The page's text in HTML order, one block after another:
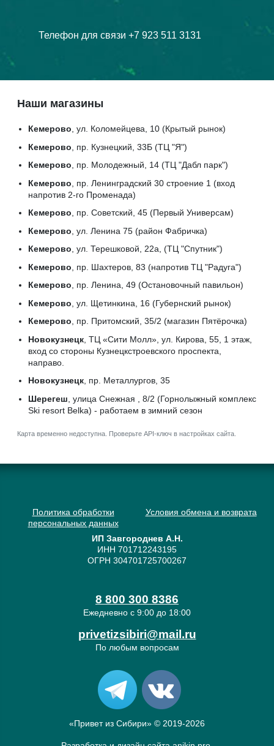
Наши магазины
Кемерово, ул. Коломейцева, 10 (Крытый рынок)
Кемерово , пр. Кузнецкий, 33Б (ТЦ "Я")
Кемерово, пр. Молодежный, 14 (ТЦ "Дабл парк")
Кемерово , пр. Ленинградский 30 строение 1 (вход
напротив 2-го Променада)
Кемерово, пр. Советский, 45 (Первый Универсам)
Кемерово , ул. Ленина 75 (район Фабричка)
Кемерово, ул. Терешковой, 22а, (ТЦ "Спутник")
Кемерово , пр. Шахтеров, 83 (напротив ТЦ "Радуга")
Кемерово, пр. Ленина, 49 (Остановочный павильон)
Кемерово , ул. Щетинкина, 16 (Губернский рынок)
Кемерово, пр. Притомский, 35/2 (магазин Пятёрочка)
Новокузнецк, ТЦ «Сити Молл», ул. Кирова, 55, 1 этаж,
вход со стороны Кузнецкстроевского проспекта,
направо.
Новокузнецк, пр. Металлургов, 35
Шерегеш , улица Снежная , 8/2 (Горнолыжный комплекс
Ski resort Belka) - работаем в зимний сезон
Карта временно недоступна. Проверьте API-ключ в настройках сайта.
Телефон для связи +7 923 511 3131
Политика обработки
персональных данных
Условия обмена и возврата
ИП Завгороднев А.Н.
ИНН 701712243195
ОГРН 304701725700267
8 800 300 8386
Ежедневно с 9:00 до 18:00
privetizsibiri@mail.ru
По любым вопросам
«Привет из Сибири» © 2019-2026